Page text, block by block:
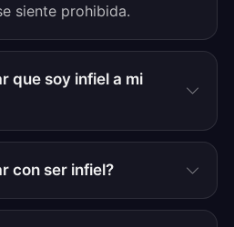
siente prohibida.
que soy infiel a mi
con ser infiel?